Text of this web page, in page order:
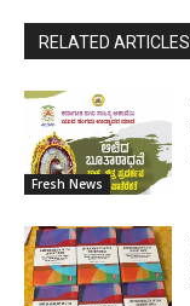
RELATED ARTICLES
Fresh News